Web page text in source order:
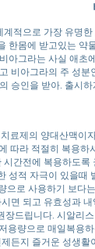
계적으로 가장 유명
한몸에 받고있는 약
아그라는 사실 애초
비아그라의 주 성
승인을 받아. 출시
료제의 양대산맥이
따라 적절히 복용하
시간전에 복용하도
성적 자극이 있을때
으로 사용하기 보다
면 되고 유효성과
장드립니다. 시알리
용량으로 매일복용
든지 즐거운 성생